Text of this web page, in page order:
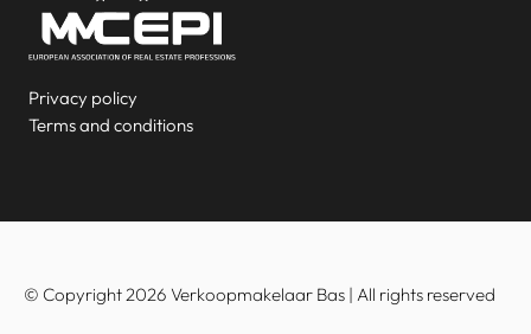
Privacy policy
Terms and conditions
© Copyright 2026 Verkoopmakelaar Bas | All rights reserved